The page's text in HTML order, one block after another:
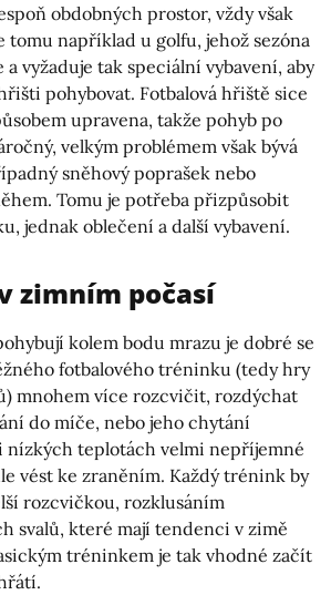
obdobných prostor, vždy však
tomu například u golfu, jehož sezóna
a vyžaduje tak speciální vybavení, aby
pohybovat. Fotbalová hřiště sice
upravena, takže pohyb po
velkým problémem však bývá
sněhový poprašek nebo
Tomu je potřeba přizpůsobit
jednak oblečení a další vybavení.
zimním počasí
kolem bodu mrazu je dobré se
fotbalového tréninku (tedy hry
mnohem více rozcvičit, rozdýchat
do míče, nebo jeho chytání
nízkých teplotách velmi nepříjemné
vést ke zraněním. Každý trénink by
rozcvičkou, rozklusáním
svalů, které mají tendenci v zimě
tréninkem je tak vhodné začít